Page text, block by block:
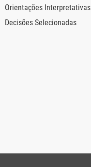
Orientações Interpretativas
Decisões Selecionadas